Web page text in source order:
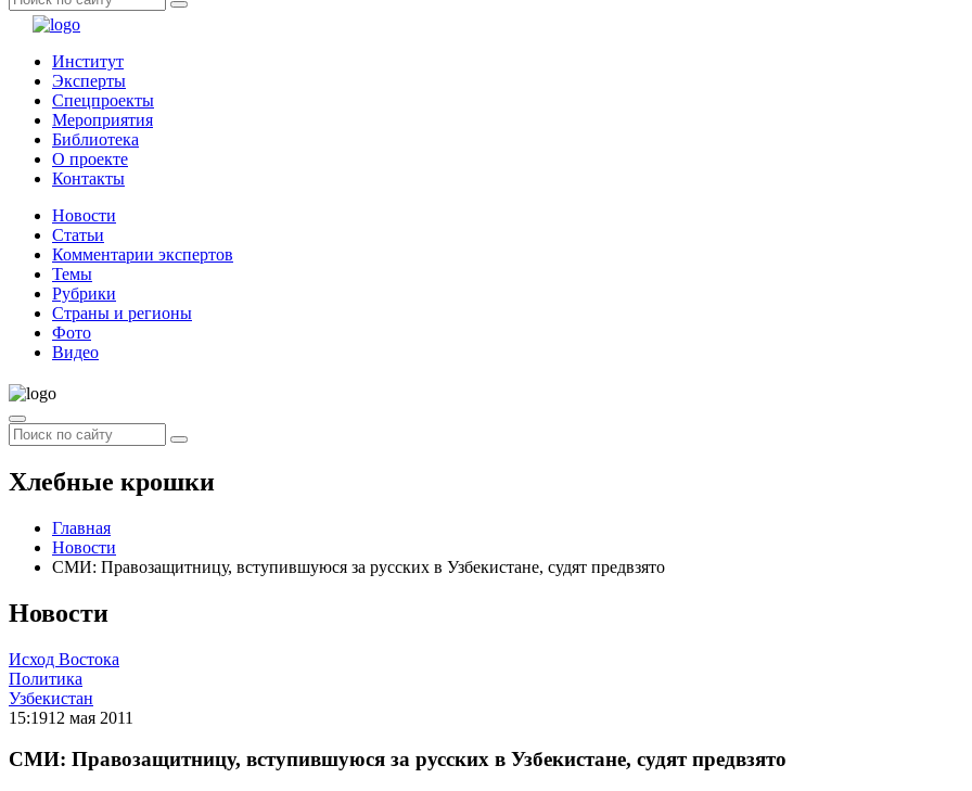
Институт
Эксперты
Спецпроекты
Мероприятия
Библиотека
О проекте
Контакты
Новости
Статьи
Комментарии экспертов
Темы
Рубрики
Страны и регионы
Фото
Видео
Хлебные крошки
Главная
Новости
СМИ: Правозащитницу, вступившуюся за русских в Узбекистане, судят предвзято
Новости
Исход Востока
Политика
Узбекистан
15:1912 мая 2011
СМИ: Правозащитницу, вступившуюся за русских в Узбекистане, судят предвзято